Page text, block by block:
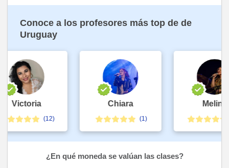
Conoce a los profesores más top de de
Uruguay
Victoria
(12)
Chiara
(1)
Melina
¿En qué moneda se valúan las clases?